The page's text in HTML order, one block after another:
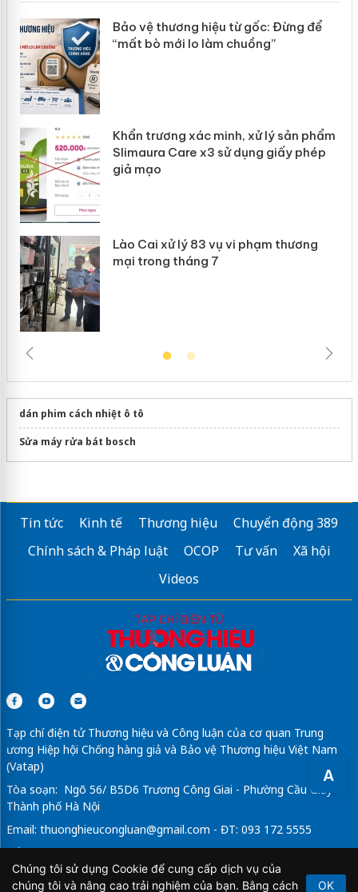
A
Bảo vệ thương hiệu từ gốc: Đừng để
“mất bò mới lo làm chuồng”
Khẩn trương xác minh, xử lý sản phẩm
Slimaura Care x3 sử dụng giấy phép
giả mạo
Lào Cai xử lý 83 vụ vi phạm thương
mại trong tháng 7
dán phim cách nhiệt ô tô
Sửa máy rửa bát bosch
Tin tức Kinh tế Thương hiệu
Chuyển động 389
Chính sách & Pháp luật
OCOP Tư vấn
Xã hội
Videos
Tạp chí điện tử Thương hiệu và Công luận của cơ quan Trung
ương Hiệp hội Chống hàng giả và Bảo vệ Thương hiệu Việt Nam
(Vatap)
Tòa soạn: Ngõ 56/ B5D6 Trương Công Giai - Phường Cầu Giấy -
Thành phố Hà Nội
Email: thuonghieucongluan@gmail.com - ĐT: 093 172 5555
Tổng Biên Tập: Vũ Đức Thuận
Giấy phép hoạt động báo chí điện tử số 64/GP-BTTTT do Bộ
Chúng tôi sử dụng Cookie để cung cấp dịch vụ của
chúng tôi và nâng cao trải nghiệm của bạn. Bằng cách
OK